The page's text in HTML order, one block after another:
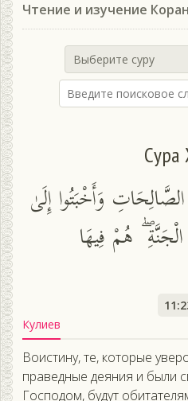
Чтение и изучение
Выберите суру
Сура
وَأَخْبَتُوا إِلَىٰ
هُمْ فِيهَا
Кулиев
Воистину, те, которые
праведные деяния и были
Господом, будут